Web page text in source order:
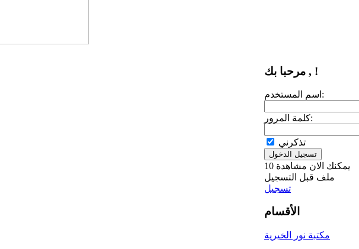
مرحبا بك , !
اسم المستخدم:
كلمة المرور:
تذكرني
يمكنك الان مشاهدة 10
ملف قبل التسجيل
تسجيل
الأقسام
مكتبة نور الخيرية